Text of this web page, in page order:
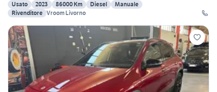
Usato
2023 86000 Km Diesel
Manuale
Rivenditore Vroom Livorno